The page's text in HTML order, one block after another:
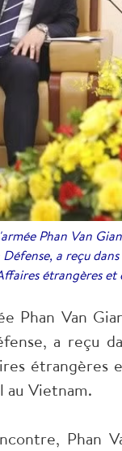
Phan Van
a reçu
étrangères et
Phan Van
a reçu
étrangères
au Vietnam.
Phan